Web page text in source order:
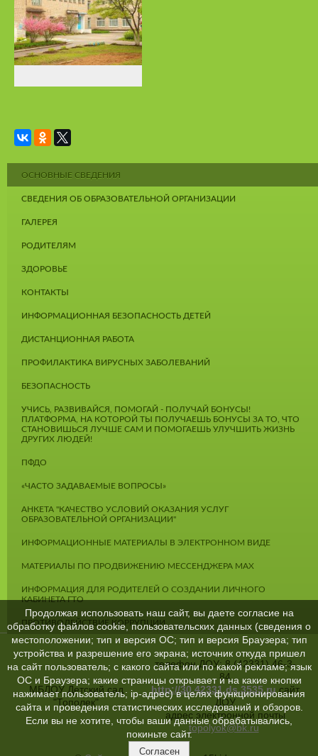
ОСНОВНЫЕ СВЕДЕНИЯ
СВЕДЕНИЯ ОБ ОБРАЗОВАТЕЛЬНОЙ ОРГАНИЗАЦИИ
ГАЛЕРЕЯ
РОДИТЕЛЯМ
ЗДОРОВЬЕ
КОНТАКТЫ
ИНФОРМАЦИОННАЯ БЕЗОПАСНОСТЬ ДЕТЕЙ
ДИСТАНЦИОННАЯ РАБОТА
ПРОФИЛАКТИКА ВИРУСНЫХ ЗАБОЛЕВАНИЙ
БЕЗОПАСНОСТЬ
УЧИСЬ, РАЗВИВАЙСЯ, ПОМОГАЙ - ПОЛУЧАЙ БОНУСЫ!
ПЛАТФОРМА, НА КОТОРОЙ ТЫ ПОЛУЧАЕШЬ БОНУСЫ ЗА ТО, ЧТО
СТАНОВИШЬСЯ ЛУЧШЕ САМ И ПОМОГАЕШЬ УЛУЧШИТЬ ЖИЗНЬ
ДРУГИХ ЛЮДЕЙ!
ПФДО
«ЧАСТО ЗАДАВАЕМЫЕ ВОПРОСЫ»
АНКЕТА "КАЧЕСТВО УСЛОВИЙ ОКАЗАНИЯ УСЛУГ
ОБРАЗОВАТЕЛЬНОЙ ОРГАНИЗАЦИИ"
ИНФОРМАЦИОННЫЕ МАТЕРИАЛЫ В ЭЛЕКТРОННОМ ВИДЕ
МАТЕРИАЛЫ ПО ПРОДВИЖЕНИЮ МЕССЕНДЖЕРА MAX
ИНФОРМАЦИЯ ДЛЯ РОДИТЕЛЕЙ О СОЗДАНИИ ЛИЧНОГО
КАБИНЕТА ГТО
ПРОТИВОДЕЙСТВИЕ КОРРУПЦИИ
МБДОУ Детский сад
"Тополек"
телефон ДОУ: 8 (42331) 46-3-
84
http://30.42331.ds.3535.ru сайт
ДОУ
адрес электронной почты
topolyok@bk.ru
Продолжая использовать наш сайт, вы даете согласие на
обработку файлов cookie, пользовательских данных (сведения о
местоположении; тип и версия ОС; тип и версия Браузера; тип
устройства и разрешение его экрана; источник откуда пришел
на сайт пользователь; с какого сайта или по какой рекламе; язык
ОС и Браузера; какие страницы открывает и на какие кнопки
нажимает пользователь; ip-адрес) в целях функционирования
сайта и проведения статистических исследований и обзоров.
Если вы не хотите, чтобы ваши данные обрабатывались,
покиньте сайт.
Согласен